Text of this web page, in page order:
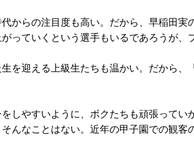
からの注目度も高い。だから、早稲田
ていくという選手もいるであろうが、
を迎える上級生たちも温かい。だから
しやすいように、ボクたちも頑張って
んなことはない。近年の甲子園での観